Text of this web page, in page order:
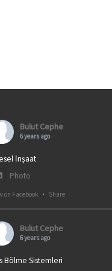
Bulut Cephe
6 years ago
İnşaat
Photo
on Facebook · Share
Bulut Cephe
6 years ago
Bölme Sistemleri